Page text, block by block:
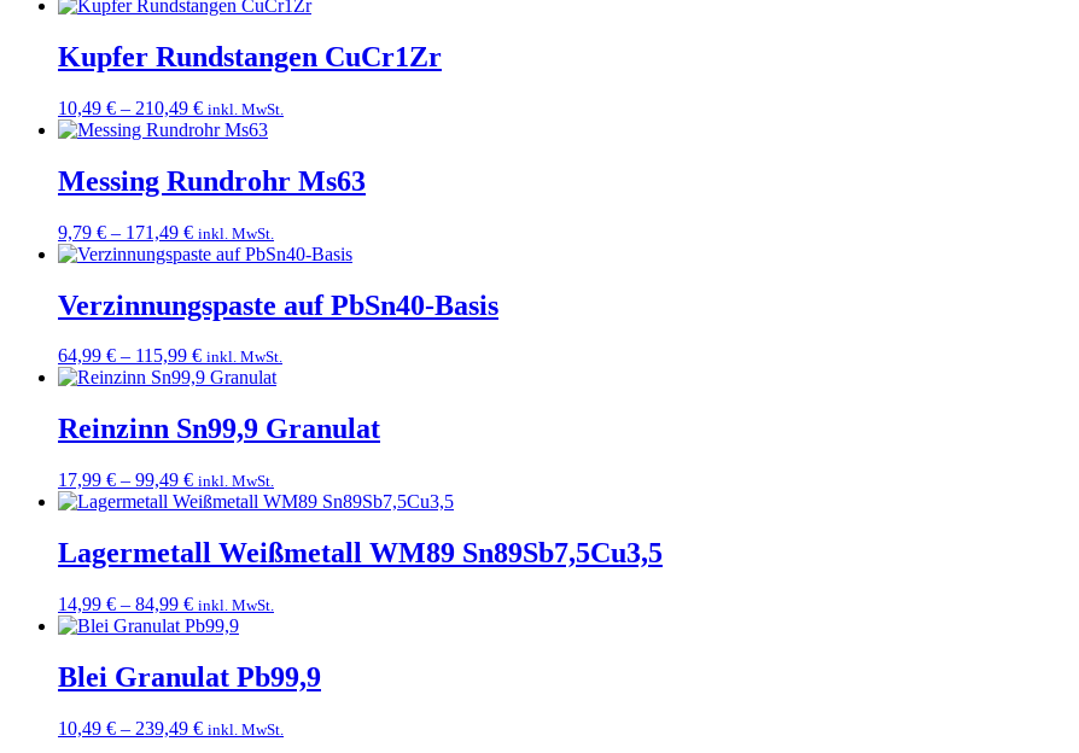
Kupfer Rundstangen CuCr1Zr
10,49 € – 210,49 €Preisspanne:
10,49 €
210,49 €
inkl. MwSt.
Messing Rundrohr Ms63
9,79 € – 171,49 €Preisspanne:
9,79 €
171,49 €
inkl. MwSt.
Verzinnungspaste auf PbSn40-Basis
64,99 € – 115,99 €Preisspanne:
64,99 €
115,99 €
inkl. MwSt.
Reinzinn Sn99,9 Granulat
17,99 € – 99,49 €Preisspanne:
17,99 €
99,49 €
inkl. MwSt.
Lagermetall Weißmetall WM89 Sn89Sb7,5Cu3,5
14,99 € – 84,99 €Preisspanne:
14,99 €
84,99 €
inkl. MwSt.
Blei Granulat Pb99,9
10,49 € – 239,49 €Preisspanne:
inkl. MwSt.